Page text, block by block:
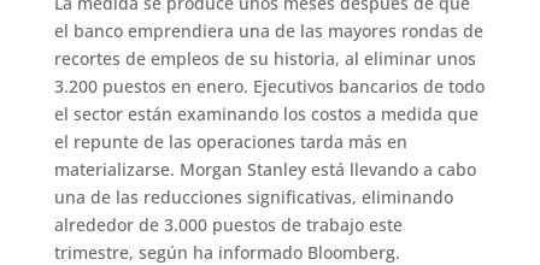
el banco emprendiera una de las mayores rondas de
recortes de empleos de su historia, al eliminar unos
3.200 puestos en enero. Ejecutivos bancarios de todo
el sector están examinando los costos a medida que
el repunte de las operaciones tarda más en
materializarse. Morgan Stanley está llevando a cabo
una de las reducciones significativas, eliminando
alrededor de 3.000 puestos de trabajo este
trimestre, según ha informado Bloomberg.